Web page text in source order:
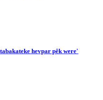
hevpar pêk were'